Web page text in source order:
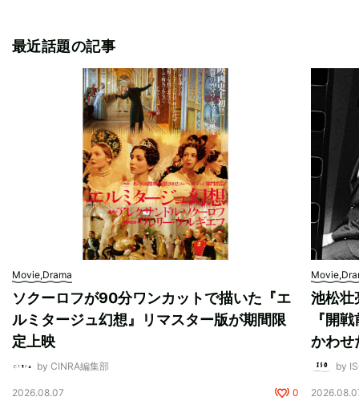
最近話題の記事
Movie,Drama
ソクーロフが90分ワンカットで描いた『エ
ルミタージュ幻想』リマスター版が期間限
定上映
by CINRA編集部
2026.08.07 0
池松壮
『開
かわせ
by